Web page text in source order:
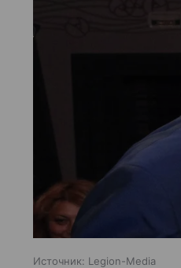
Источник: Legion-Media